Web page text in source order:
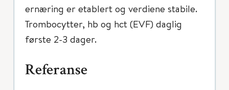
ernæring er etablert og verdiene stabile.
Trombocytter, hb og hct (EVF) daglig
første 2-3 dager.
Referanse